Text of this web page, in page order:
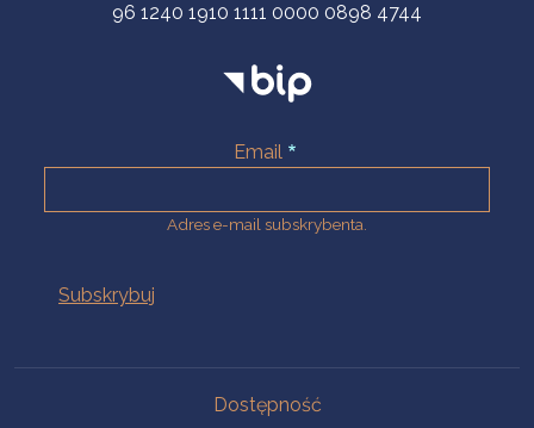
96 1240 1910 1111 0000 0898 4744
Email
Adres e-mail subskrybenta.
Dostępność